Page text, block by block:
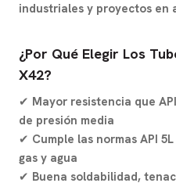
industriales y proyectos en
¿Por Qué Elegir Los
X42?
✔ Mayor resistencia que
de presión media
✔ Cumple las normas API
gas y agua
✔ Buena soldabilidad,